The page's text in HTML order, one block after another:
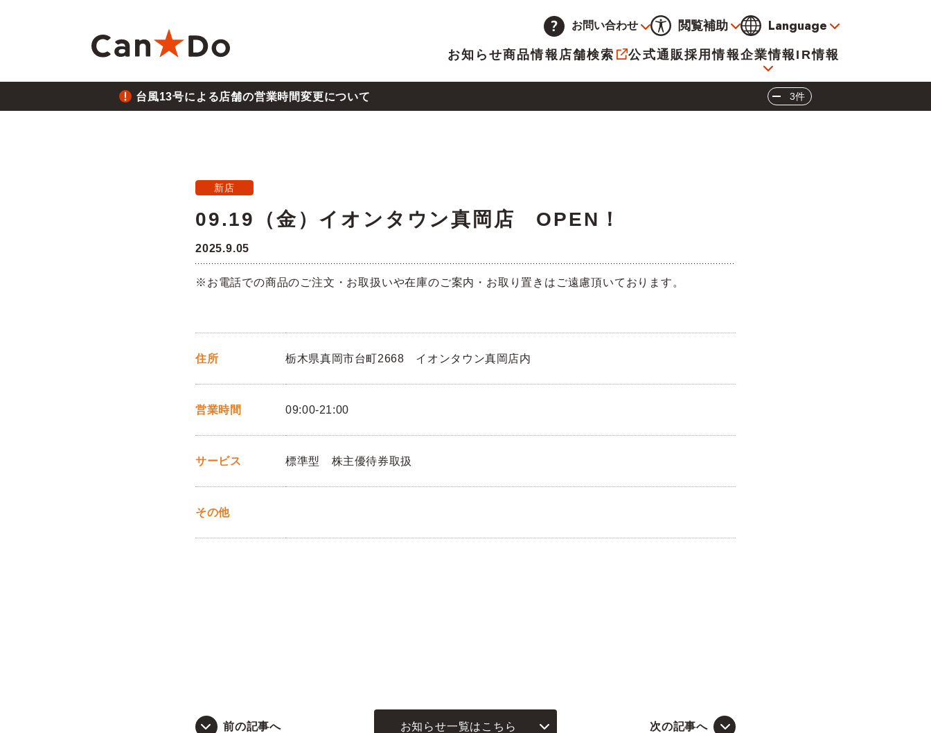
お問い合わせ
閲覧補助
通常 黒 青 黄
大 標準 小
Language
お知らせ商品情報 店舗検索 公式通販採用情報企業情報
企業情報
沿革 取り組み
フランチャイズ加盟店募集 委託販売者募集 海外販売事業社募集
IR情報
台風13号による店舗の営業時間変更について 3件
熊本県熊本地方の地震による店舗の一時休業について
新店
09.19（金）イオンタウン真岡店 OPEN！
2025.9.05
※お電話での商品のご注文・お取扱いや在庫のご案内・お取り置きはご遠慮頂いております。
住所 栃木県真岡市台町2668 イオンタウン真岡店内
営業時間 09:00-21:00
サービス 標準型 株主優待券取扱
その他
前の記事へ 次の記事へ
お知らせ一覧はこちら